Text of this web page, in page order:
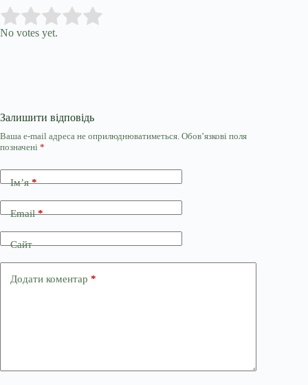
Rate this item:
No votes yet.
Залишити відповідь
Ваша e-mail адреса не оприлюднюватиметься. Обов’язкові поля
позначені *
Ім’я*
Email*
Сайт
Додати коментар *